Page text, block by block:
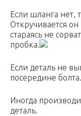
Если шланга нет,
Откручивается
стараясь не
пробка.
Если деталь не
посередине болта.
Иногда
деталь.